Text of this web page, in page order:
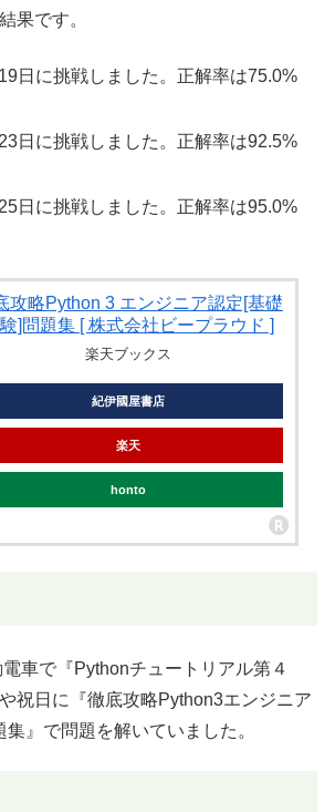
果です。
日に挑戦しました。正解率は75.0%
日に挑戦しました。正解率は92.5%
日に挑戦しました。正解率は95.0%
攻略Python 3 エンジニア認定[基礎
]問題集 [ 株式会社ビープラウド ]
楽天ブックス
紀伊國屋書店
楽天
honto
車で『Pythonチュートリアル第４
祝日に『徹底攻略Python3エンジニア
』で問題を解いていました。